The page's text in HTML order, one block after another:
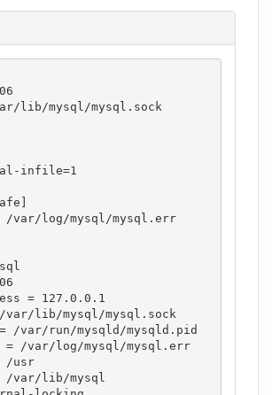
lib/mysql/mysql.sock
infile=1
var/log/mysql/mysql.err
= 127.0.0.1
var/lib/mysql/mysql.sock
var/run/mysqld/mysqld.pid
= /var/log/mysql/mysql.err
/usr
/var/lib/mysql